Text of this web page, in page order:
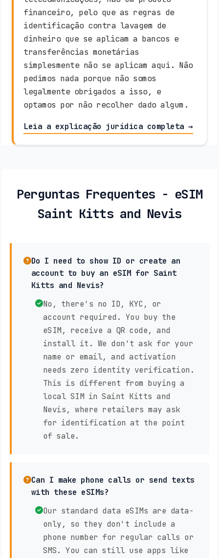
financeiro, pelo que as regras de
identificação contra lavagem de
dinheiro que se aplicam a bancos e
transferências monetárias
simplesmente não se aplicam aqui. Não
pedimos nada porque não somos
legalmente obrigados a isso, e
optamos por não recolher dado algum.
Leia a explicação jurídica completa →
Perguntas Frequentes - eSIM
Saint Kitts and Nevis
Do I need to show ID or create an
account to buy an eSIM for Saint
Kitts and Nevis?
No, there's no ID, KYC, or
account required. You buy the
eSIM, receive a QR code, and
install it. We don't ask for your
name or email, and activation
needs zero identity verification.
This is different from buying a
local SIM in Saint Kitts and
Nevis, where retailers may ask
for identification at the point
of sale.
Can I make phone calls or send texts
with these eSIMs?
Our standard data eSIMs are data-
only, so they don't include a
phone number for regular calls or
SMS. You can still use apps like